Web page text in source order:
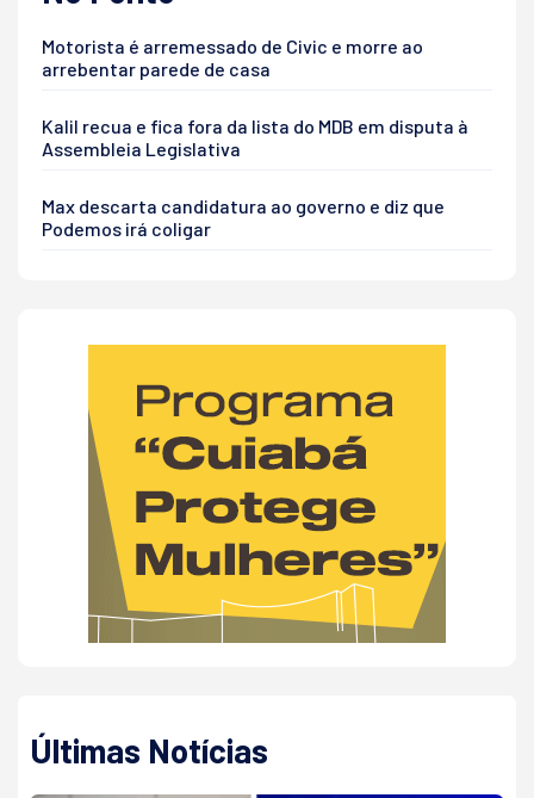
Motorista é arremessado de Civic e morre ao
arrebentar parede de casa
Kalil recua e fica fora da lista do MDB em disputa à
Assembleia Legislativa
Max descarta candidatura ao governo e diz que
Podemos irá coligar
Últimas Notícias